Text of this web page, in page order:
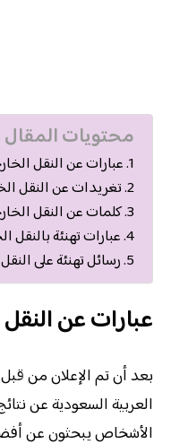
محتويات المقال
عبارات عن النقل
تغريدات عن النقل
كلمات عن النقل
عبارات تهنئة
رسائل تهنئة على
عبارات عن
بعد أن تم الإعلان من قبل
العربية السعودية عن
الأشخاص يبحثون عن